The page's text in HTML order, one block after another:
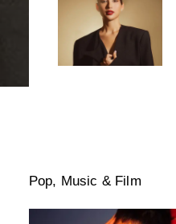
Pop, Music & Film